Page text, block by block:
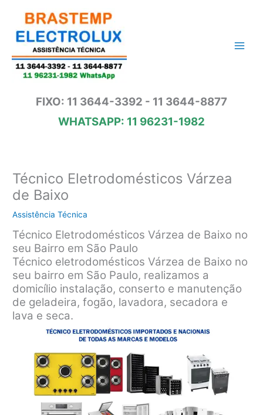
conteúdo
FIXO: 11 3644-3392 - 11 3644-8877
WHATSAPP: 11 96231-1982
Técnico Eletrodomésticos Várzea
de Baixo
Assistência Técnica
Técnico Eletrodomésticos Várzea de Baixo no
seu Bairro em São Paulo
Técnico eletrodomésticos Várzea de Baixo no
seu bairro em São Paulo, realizamos a
domicílio instalação, conserto e manutenção
de geladeira, fogão, lavadora, secadora e
lava e seca.